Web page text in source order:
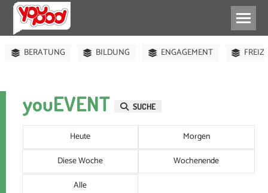
ABHÄNGEN BÜHNE
BERATUNG BILDUNG ENGAGEMENT
youEVENT SUCHE
Heute
Morgen
Diese Woche
Wochenende
Alle